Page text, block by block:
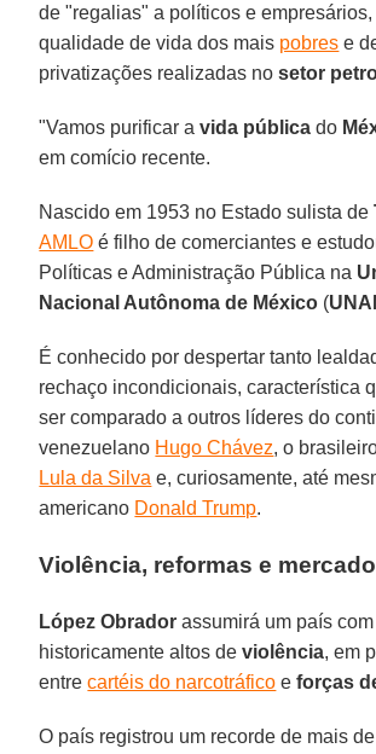
de "regalias" a políticos e
qualidade de vida dos mais pobres e
privatizações realizadas nosetor
"Vamos purificar avida públicado
em comício recente.
Nascido em 1953 no Estado sulista de
AMLO é filho de comerciantes e
Políticas e Administração Pública na
Nacional Autônoma de México (
É conhecido por despertar tanto
rechaço incondicionais, característica
ser comparado a outros líderes do
venezuelano Hugo Chávez, o
Lula da Silva e, curiosamente, até
americano Donald Trump.
Violência, reformas e mercado
López Obrador assumirá um país
historicamente altos deviolência, em
entrecartéis do narcotráfico eforças
O país registrou um recorde de mais de